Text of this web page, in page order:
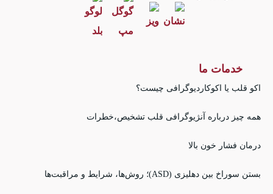
خدمات ما
اکو قلب یا اکوکاردیوگرافی چیست؟
همه چیز درباره آنژیوگرافی قلب تشخیص،خطرات
درمان فشار خون بالا
بستن سوراخ بین دهلیزی (ASD)؛ روش‌ها، شرایط و مراقبت‌ها